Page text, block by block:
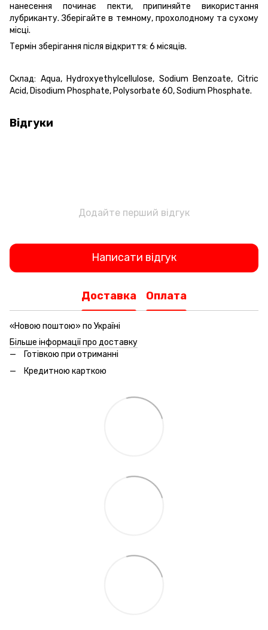
нанесення починає пекти, припиняйте використання
лубриканту. Зберігайте в темному, прохолодному та сухому
місці.
Термін зберігання після відкриття: 6 місяців.
Склад: Aqua, Hydroxyethylcellulose, Sodium Benzoate, Citric
Acid, Disodium Phosphate, Polysorbate 60, Sodium Phosphate.
Відгуки
Додайте перший відгук
Написати відгук
Доставка Оплата
«Новою поштою» по Україні
Більше інформації про доставку
Готівкою при отриманні
Кредитною карткою